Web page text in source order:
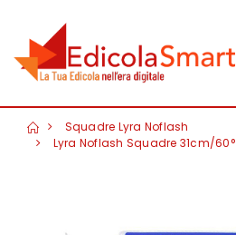
Squadre Lyra Noflash
Lyra Noflash Squadre 31cm/60°